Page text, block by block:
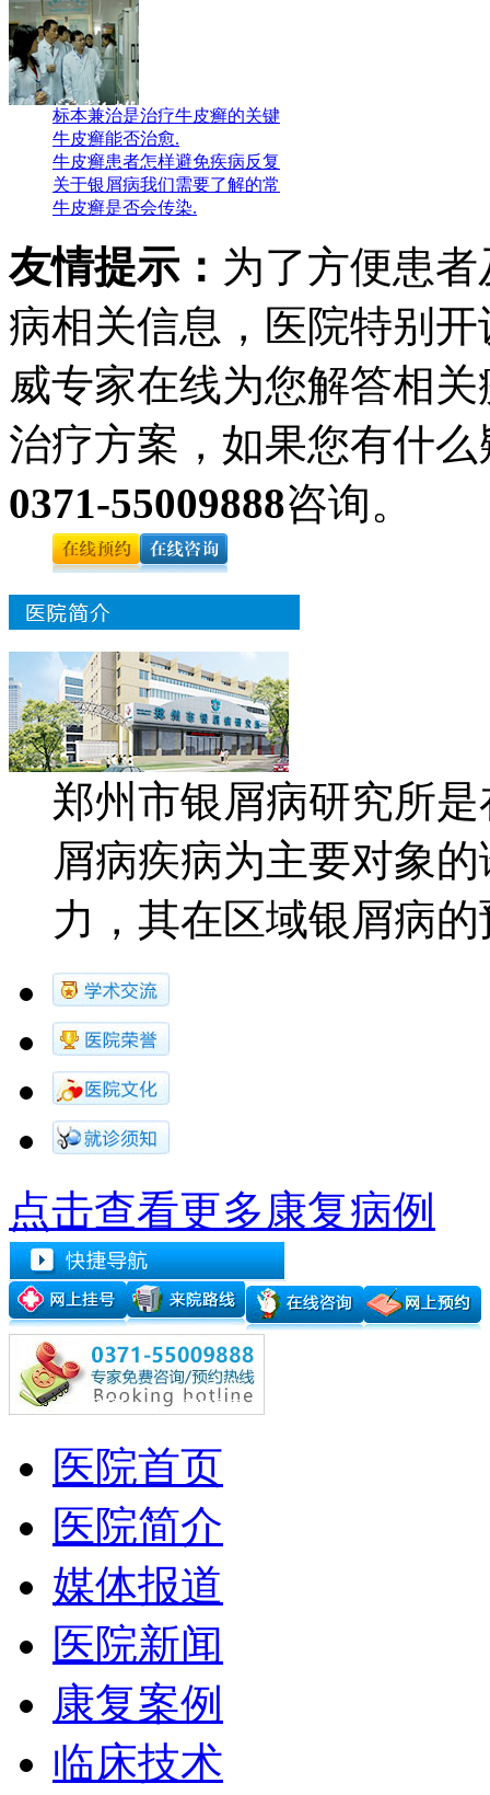
标本兼治是治疗牛皮癣的关键
牛皮癣能否治愈.
牛皮癣患者怎样避免疾病反复
关于银屑病我们需要了解的常
牛皮癣是否会传染.
友情提示： 为了方便患
病相关信息，医院特别
威专家在线为您解答相
治疗方案，如果您有什
0371-55009888咨询。
郑州市银屑病研究所
屑病疾病为主要对象
力，其在区域银屑病的
点击查看更多康复病例
医院首页
医院简介
媒体报道
医院新闻
康复案例
临床技术